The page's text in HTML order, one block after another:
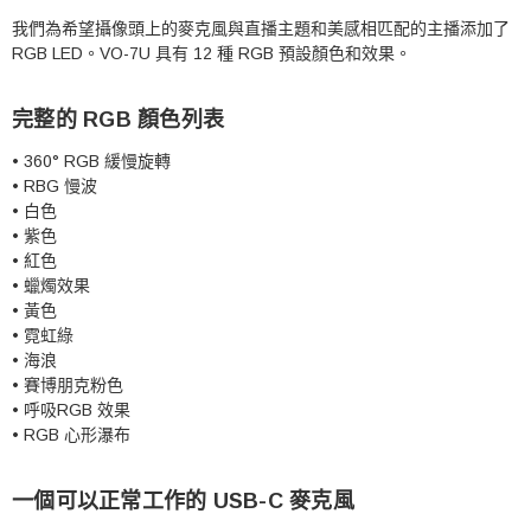
我們為希望攝像頭上的麥克風與直播主題和美感相匹配的主播添加了
RGB LED。 VO-7U 具有 12 種 RGB 預設顏色和效果。
完整的 RGB 顏色列表
• 360° RGB 緩慢旋轉
• RBG 慢波
• 白色
• 紫色
• 紅色
• 蠟燭效果
• 黃色
• 霓虹綠
• 海浪
• 賽博朋克粉色
• 呼吸RGB 效果
• RGB 心形瀑布
一個可以正常工作的 USB-C 麥克風